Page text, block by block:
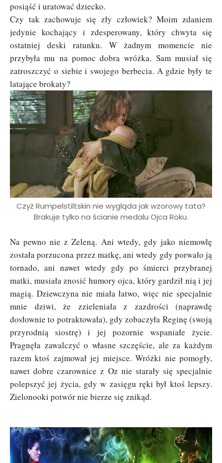
posiąść i uratować dziecko.
Czy tak zachowuje się zły człowiek? Moim zdaniem
jedynie kochający i zdesperowany, który chwyta się
ostatniej deski ratunku. W żadnym momencie nie
przybyła mu na pomoc dobra wróżka. Sam musiał się
zatroszczyć o siebie i swojego berbecia. A gdzie były te
latające brokaty?
Czyż Rumpelstiltskin nie wygląda jak wzorowy tata?
Brakuje tylko na ścianie medalu Ojca Roku.
Na pewno nie z Zeleną. Ani wtedy, gdy jako niemowlę
została porzucona przez matkę, ani wtedy gdy porwało ją
tornado, ani nawet wtedy gdy po śmierci przybranej
matki, musiała znosić humory ojca, który gardził nią i jej
magią. Dziewczyna nie miała łatwo, więc nie specjalnie
mnie dziwi, że zzieleniała z zazdrości (naprawdę
dosłownie to potraktowała), gdy zobaczyła Reginę (swoją
przyrodnią siostrę) i jej pozornie wspaniałe życie.
Pragnęła zawalczyć o własne szczęście, ale za każdym
razem ktoś zajmował jej miejsce. Wróżki nie pomogły,
nawet dobre czarownice z Oz nie starały się specjalnie
polepszyć jej życia, gdy w zasięgu ręki był ktoś lepszy.
Zielonooki potwór nie bierze się znikąd.